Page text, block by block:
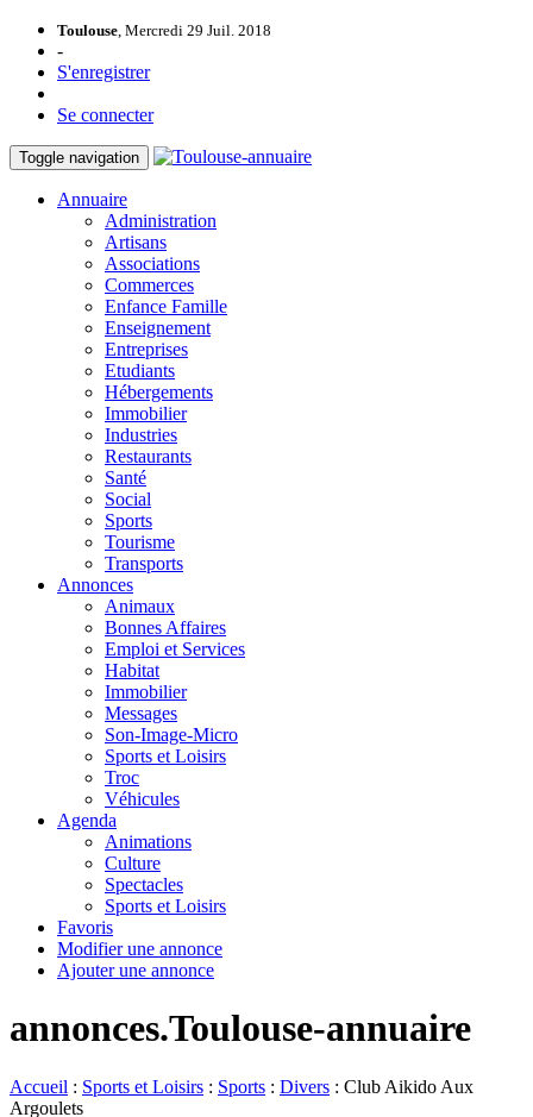
Toulouse, Mercredi 29 Juil. 2018
-
S'enregistrer
Se connecter
Toggle navigation
Annuaire
Administration
Artisans
Associations
Commerces
Enfance Famille
Enseignement
Entreprises
Etudiants
Hébergements
Immobilier
Industries
Restaurants
Santé
Social
Sports
Tourisme
Transports
Annonces
Animaux
Bonnes Affaires
Emploi et Services
Habitat
Immobilier
Messages
Son-Image-Micro
Sports et Loisirs
Troc
Véhicules
Agenda
Animations
Culture
Spectacles
Sports et Loisirs
Favoris
Modifier une annonce
Ajouter une annonce
annonces.Toulouse-annuaire
Accueil : Sports et Loisirs : Sports : Divers : Club Aikido Aux
Argoulets